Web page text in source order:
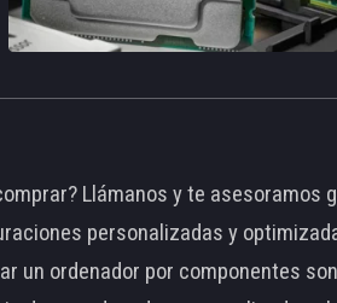
Llámanos y te asesoramos
personalizadas y
un ordenador por componentes